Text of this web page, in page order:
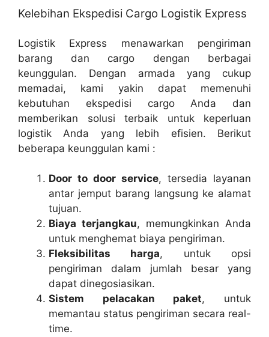
Kelebihan Ekspedisi Cargo Logistik Express
Logistik Express menawarkan pengiriman
barang dan cargo dengan berbagai
keunggulan. Dengan armada yang cukup
memadai, kami yakin dapat memenuhi
kebutuhan ekspedisi cargo Anda dan
memberikan solusi terbaik untuk keperluan
logistik Anda yang lebih efisien. Berikut
beberapa keunggulan kami :
Door to door service, tersedia layanan
antar jemput barang langsung ke alamat
tujuan.
Biaya terjangkau, memungkinkan Anda
untuk menghemat biaya pengiriman.
Fleksibilitas harga, untuk opsi
pengiriman dalam jumlah besar yang
dapat dinegosiasikan.
Sistem pelacakan paket, untuk
memantau status pengiriman secara real-
time.